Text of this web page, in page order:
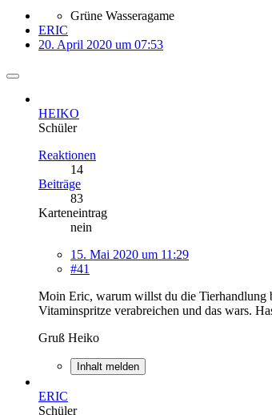
Grüne Wasseragame
ERIC
20. April 2020 um 07:53
HEIKO
Schüler
Reaktionen
14
Beiträge
83
Karteneintrag
nein
15. Mai 2020 um 11:29
#41
Moin Eric, warum willst du die Tierhandlung
Vitaminspritze verabreichen und das wars.
Gruß Heiko
Inhalt melden
ERIC
Schüler